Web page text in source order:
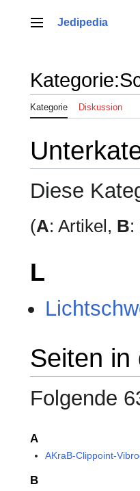
springenHauptmenü
Jedipedia
Kategorie:
Kategorie Diskussion
Diese
(A: Artikel, B:
L
Seiten in
Folgende
A
AKraB-Clippoint-
B